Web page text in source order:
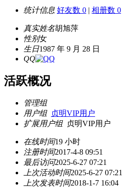
统计信息 好友数 0 | 相册数 0
真实姓名胡旭萍
性别女
生日1987 年 9 月 28 日
QQ
活跃概况
管理组
用户组 贞明VIP用户
扩展用户组 贞明VIP用户
在线时间19 小时
注册时间2017-4-8 09:51
最后访问2025-6-27 07:21
上次活动时间2025-6-27 07:21
上次发表时间2018-1-7 16:04